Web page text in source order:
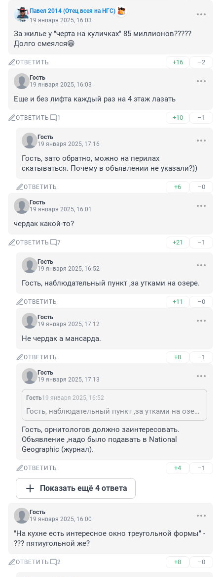
Павел 2014 (Отец всея на НГС)
19 января 2025, 16:03
За жилье у "черта на куличках" 85 миллионов?????
Долго смеялся😁
ОТВЕТИТЬ +16 –2
Гость
19 января 2025, 16:03
Еще и без лифта каждый раз на 4 этаж лазать
ОТВЕТИТЬ 1 +10 –1
Гость
19 января 2025, 17:16
Гость, зато обратно, можно на перилах
скатываться. Почему в объявлении не указали?))
ОТВЕТИТЬ +6 –0
Гость
19 января 2025, 16:01
чердак какой-то?
ОТВЕТИТЬ 7 +21 –1
Гость
19 января 2025, 16:52
Гость, наблюдательный пункт ,за утками на озере.
ОТВЕТИТЬ +11 –0
Гость
19 января 2025, 17:12
Не чердак а мансарда.
ОТВЕТИТЬ +8 –1
Гость
19 января 2025, 17:13
Гость19 января 2025, 16:52
Гость, наблюдательный пункт ,за утками на озере.
Гость, орнитологов должно заинтересовать.
Объявление ,надо было подавать в National
Geographic (журнал).
ОТВЕТИТЬ +4 –1
Показать ещё 4 ответа
Гость
19 января 2025, 16:00
"На кухне есть интересное окно треугольной формы" -
??? пятиугольной же?
ОТВЕТИТЬ 2 +8 –0